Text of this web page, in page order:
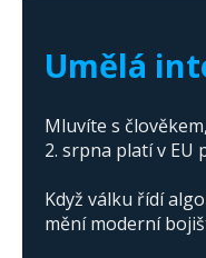
Umělá
Mluvíte s
2. srpna platí v
Když válku řídí
mění moderní